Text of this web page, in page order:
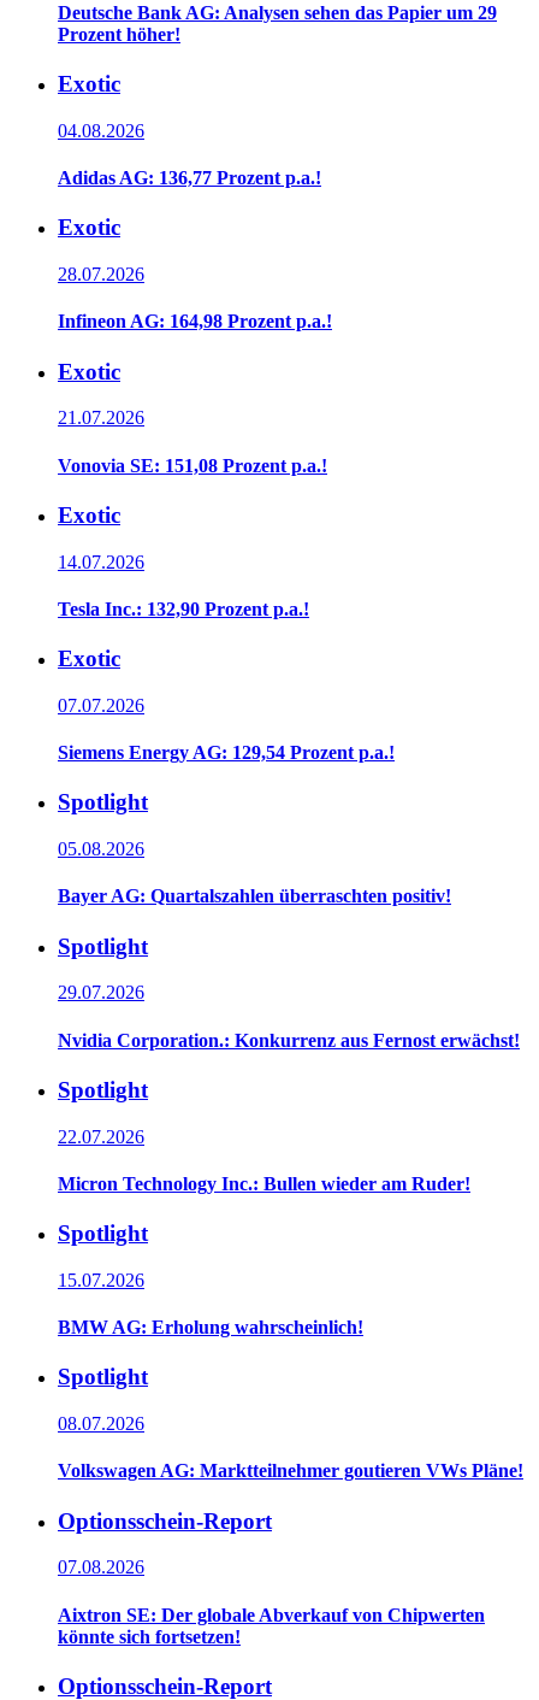
Deutsche Bank AG: Analysen sehen das Papier um 29
Prozent höher!
Exotic
04.08.2026
Adidas AG: 136,77 Prozent p.a.!
Exotic
28.07.2026
Infineon AG: 164,98 Prozent p.a.!
Exotic
21.07.2026
Vonovia SE: 151,08 Prozent p.a.!
Exotic
14.07.2026
Tesla Inc.: 132,90 Prozent p.a.!
Exotic
07.07.2026
Siemens Energy AG: 129,54 Prozent p.a.!
Spotlight
05.08.2026
Bayer AG: Quartalszahlen überraschten positiv!
Spotlight
29.07.2026
Nvidia Corporation.: Konkurrenz aus Fernost erwächst!
Spotlight
22.07.2026
Micron Technology Inc.: Bullen wieder am Ruder!
Spotlight
15.07.2026
BMW AG: Erholung wahrscheinlich!
Spotlight
08.07.2026
Volkswagen AG: Marktteilnehmer goutieren VWs Pläne!
Optionsschein-Report
07.08.2026
Aixtron SE: Der globale Abverkauf von Chipwerten
könnte sich fortsetzen!
Optionsschein-Report